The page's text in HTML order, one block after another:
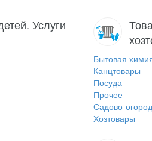
Услуги
Бытовая
Канцтовары
Посуда
Прочее
Садово-
Хозтовары